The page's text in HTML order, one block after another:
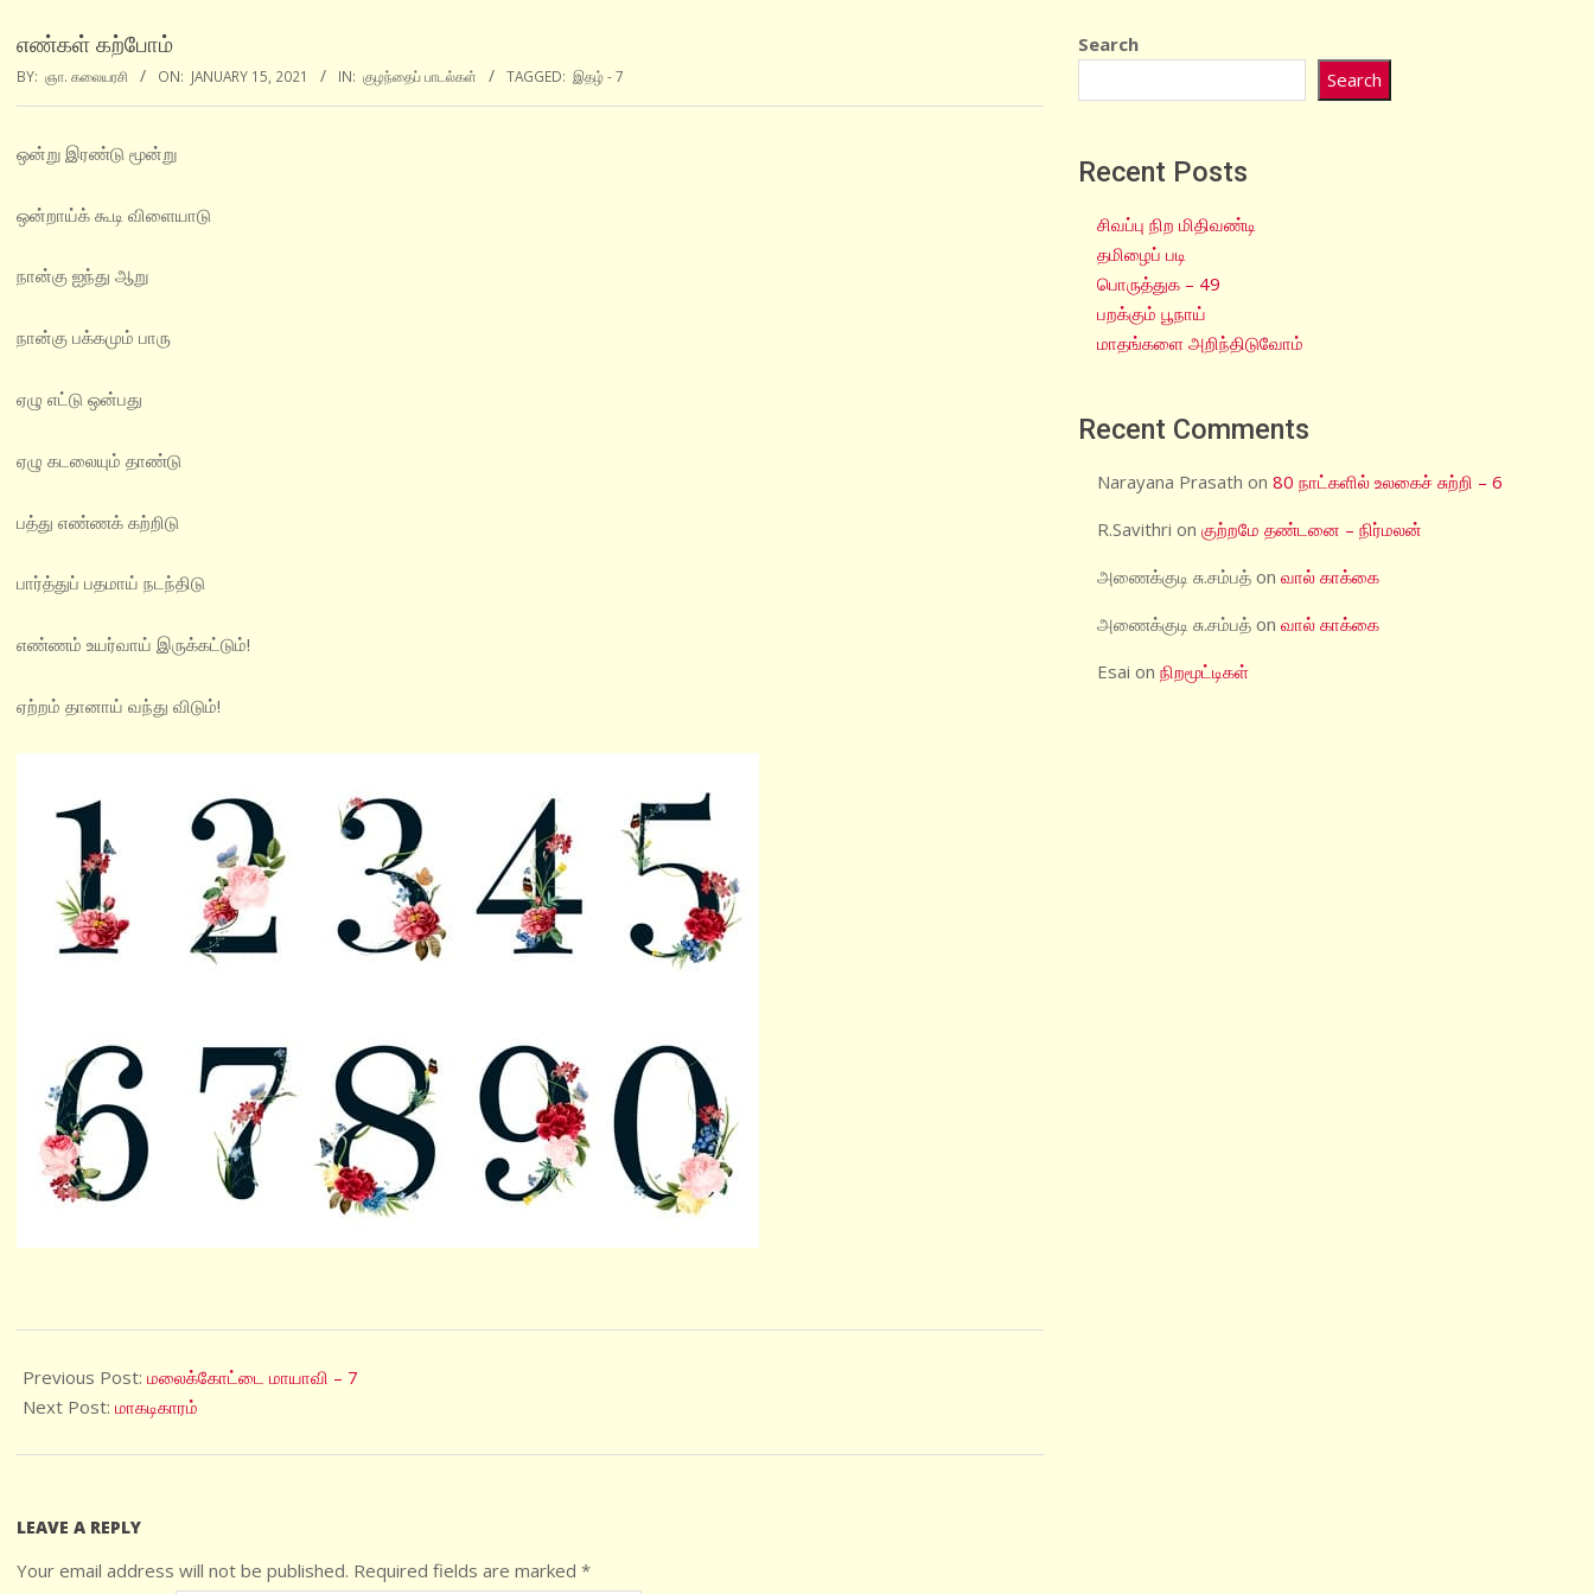
எண்கள் கற்போம்
BY: ஞா. கலையரசி ON: JANUARY 15, 2021 IN: குழந்தைப் பாடல்கள் TAGGED: இதழ் - 7
ஒன்று இரண்டு மூன்று
ஒன்றாய்க் கூடி விளையாடு
நான்கு ஐந்து ஆறு
நான்கு பக்கமும் பாரு
ஏழு எட்டு ஒன்பது
ஏழு கடலையும் தாண்டு
பத்து எண்ணக் கற்றிடு
பார்த்துப் பதமாய் நடந்திடு
எண்ணம் உயர்வாய் இருக்கட்டும்!
ஏற்றம் தானாய் வந்து விடும்!
01-
15
Previous Post: மலைக்கோட்டை மாயாவி – 7
Next Post: மாகடிகாரம்
LEAVE A REPLY
Your email address will not be published. Required fields are marked *
Search
Search
Recent Posts
சிவப்பு நிற மிதிவண்டி
தமிழைப் படி
பொருத்துக – 49
பறக்கும் பூநாய்
மாதங்களை அறிந்திடுவோம்
Recent Comments
Narayana Prasath on80 நாட்களில் உலகைச் சுற்றி – 6
R.Savithri onகுற்றமே தண்டனை – நிர்மலன்
அணைக்குடி சு.சம்பத் onவால் காக்கை
அணைக்குடி சு.சம்பத் onவால் காக்கை
Esai onநிறமூட்டிகள்